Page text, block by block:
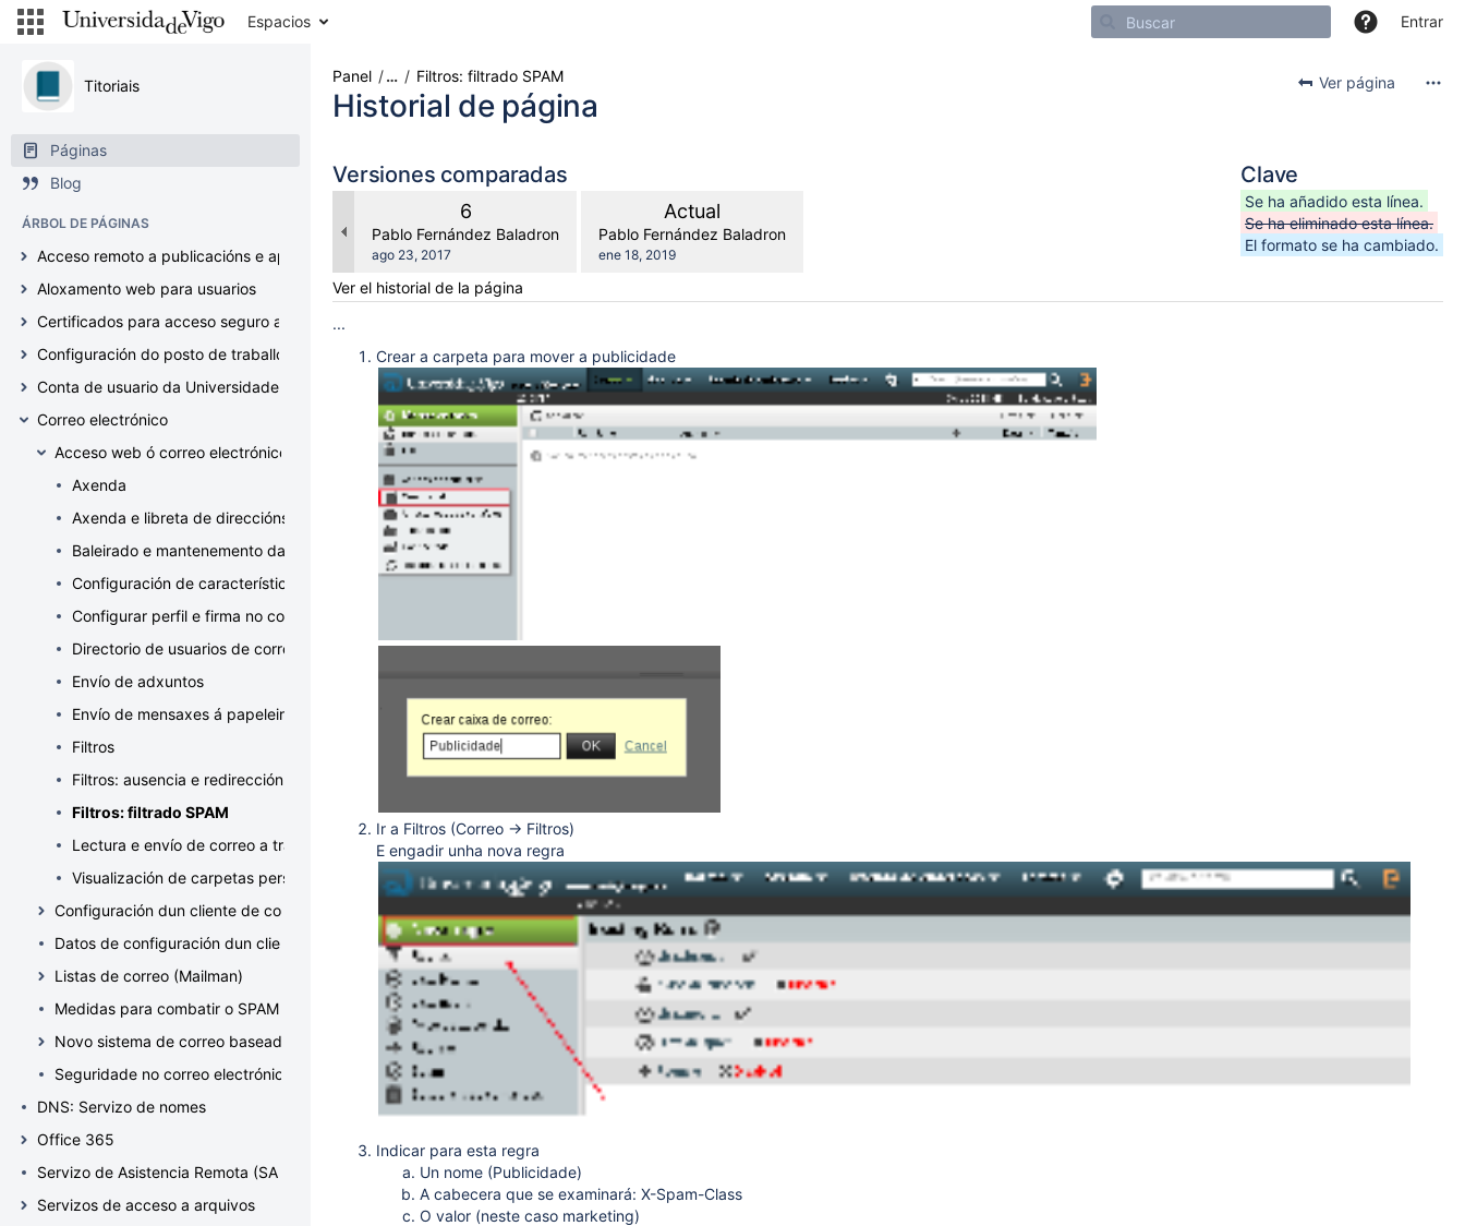
Saltar
Saltar
encabezado
menú
Saltar
menú
búsqueda
rápida
Espacios Entrar
Titoriais
Páginas
Blog
ÁRBOL DE PÁGINAS
Acceso remoto a publicacións e aplicacións web
Aloxamento web para usuarios
Certificados para acceso seguro a servizos (Geant TCS5, Harica)
Configuración do posto de traballo
Conta de usuario da Universidade de Vigo
Correo electrónico
Acceso web ó correo electrónico (correoweb.uvigo.es)
Axenda
Axenda e libreta de direccións: acceso remoto
Baleirado e mantenemento da papeleira (eliminación definitiva)
Configuración de características do usuario do correoweb (opcións)
Configurar perfil e firma no correoweb
Directorio de usuarios de correo electrónico da Universidade de Vigo
Envío de adxuntos
Envío de mensaxes á papeleira (eliminación non definitiva)
Filtros
Filtros: ausencia e redirección do correo
Filtros: filtrado SPAM
Lectura e envío de correo a través de correoweb
Visualización de carpetas persoais, incluíndo "Enviados" e "Papeleira"
Configuración dun cliente de correo IMAP / POP
Datos de configuración dun cliente de correo
Listas de correo (Mailman)
Medidas para combatir o SPAM
Novo sistema de correo baseado en Office 365
Seguridade no correo electrónico empregando PGP
DNS: Servizo de nomes
Office 365
Servizo de Asistencia Remota (SAR)
Servizos de acceso a arquivos
Ver página
Panel … Filtros: filtrado SPAM
Historial de página
Versiones comparadas
Versión
anterior
6
changes.mady.by.user
Pablo Fernández Baladron
Guardado
ago 23, 2017
Nueva
versión
Actual
changes.mady.by.user
Pablo Fernández Baladron
Guardado
ene 18, 2019
Ver el historial de la página
Clave
Se ha añadido esta línea.
Se ha eliminado esta línea.
El formato se ha cambiado.
...
Crear a carpeta para mover a publicidade
Ir a Filtros (Correo → Filtros)
E engadir unha nova regra
Indicar para esta regra
Un nome (Publicidade)
A cabecera que se examinará: X-Spam-Class
O valor (neste caso marketing)